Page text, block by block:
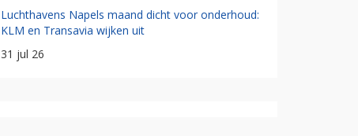
Luchthavens Napels maand dicht voor onderhoud:
KLM en Transavia wijken uit
31 jul 26